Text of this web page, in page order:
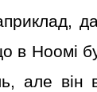
в Ноомі
але він